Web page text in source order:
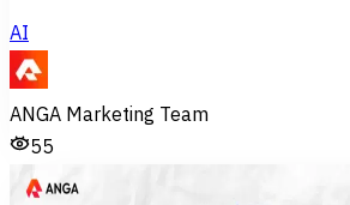
AI
ANGA Marketing Team
55